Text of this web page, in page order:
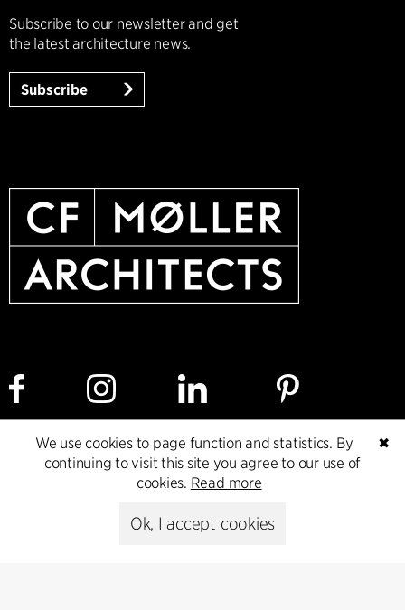
Subscribe to our newsletter and get
the latest architecture news.
Subscribe
Cookie policy Data ethics policy
Privacy policy
✖
We use cookies to page function and statistics. By
continuing to visit this site you agree to our use of
cookies. Read more
Ok, I accept cookies